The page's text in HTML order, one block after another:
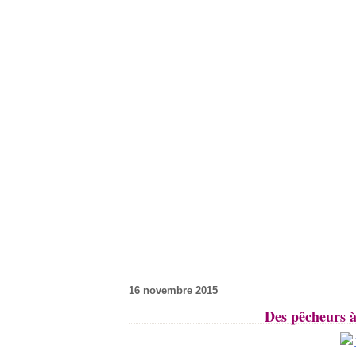
16 novembre 2015
Des pêcheurs